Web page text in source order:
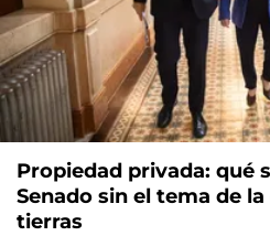
Propiedad privada: qué
Senado sin el tema de
tierras